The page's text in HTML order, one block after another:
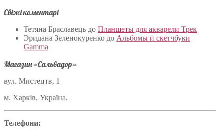
Свіжі коментарі
Тетяна Браславець до Планшеты для акварели Трек
Эридана Зеленокуренко до Альбомы и скетчбуки
Gamma
Магазин «Сальвадор»
вул. Мистецтв, 1
м. Харків, Україна.
Телефони: